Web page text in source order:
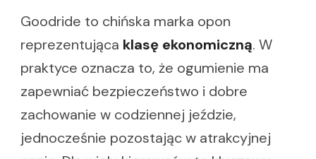
Goodride to chińska marka opon
reprezentująca klasę ekonomiczną. W
praktyce oznacza to, że ogumienie ma
zapewniać bezpieczeństwo i dobre
zachowanie w codziennej jeździe,
jednocześnie pozostając w atrakcyjnej